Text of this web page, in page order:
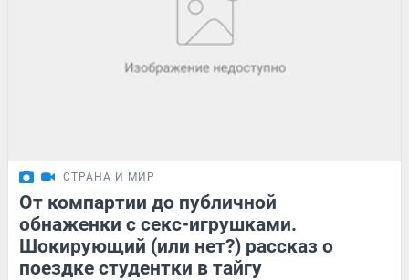
СТРАНА И МИР
От компартии до публичной
обнаженки с секс-игрушками.
Шокирующий (или нет?) рассказ о
поездке студентки в тайгу